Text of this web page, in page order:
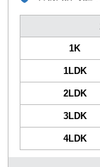
1K
1LDK
2LDK
3LDK
4LDK